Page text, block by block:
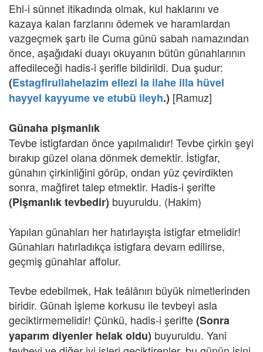
Ehl-i sünnet itikadında olmak, kul haklarını ve
kazaya kalan farzlarını ödemek ve haramlardan
vazgeçmek şartı ile Cuma günü sabah namazından
önce, aşağıdaki duayı okuyanın bütün günahlarının
affedileceği hadis-i şerifle bildirildi. Dua şudur:
(Estagfirullahelazim ellezi la ilahe illa hüvel
hayyel kayyume ve etubü ileyh.) [Ramuz]
Günaha pişmanlık
Tevbe istigfardan önce yapılmalıdır! Tevbe çirkin şeyi
bırakıp güzel olana dönmek demektir. İstigfar,
günahın çirkinliğini görüp, ondan yüz çevirdikten
sonra, mağfiret talep etmektir. Hadis-i şerifte
(Pişmanlık tevbedir) buyuruldu. (Hakim)
Yapılan günahları her hatırlayışta istigfar etmelidir!
Günahları hatırladıkça istigfara devam edilirse,
geçmiş günahlar affolur.
Tevbe edebilmek, Hak teâlânın büyük nimetlerinden
biridir. Günah işleme korkusu ile tevbeyi asla
geciktirmemelidir! Çünkü, hadis-i şerifte(Sonra
yaparım diyenler helak oldu) buyuruldu. Yani